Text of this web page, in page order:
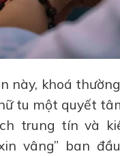
này, khoá
tu một quyết
trung tín và
vâng” ban